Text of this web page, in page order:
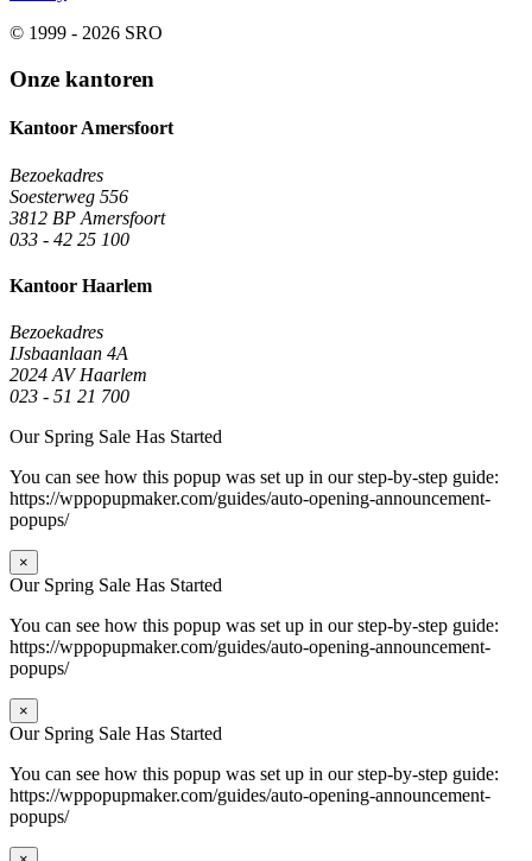
© 1999 - 2026 SRO
Onze kantoren
Kantoor Amersfoort
Bezoekadres
Soesterweg 556
3812 BP Amersfoort
033 - 42 25 100
Kantoor Haarlem
Bezoekadres
IJsbaanlaan 4A
2024 AV Haarlem
023 - 51 21 700
Our Spring Sale Has Started
You can see how this popup was set up in our step-by-step guide:
https://wppopupmaker.com/guides/auto-opening-announcement-
popups/
×
Our Spring Sale Has Started
You can see how this popup was set up in our step-by-step guide:
https://wppopupmaker.com/guides/auto-opening-announcement-
popups/
×
Our Spring Sale Has Started
You can see how this popup was set up in our step-by-step guide:
https://wppopupmaker.com/guides/auto-opening-announcement-
popups/